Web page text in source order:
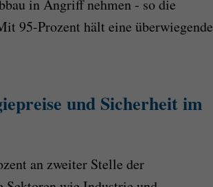
in Angriff nehmen - so die
95-Prozent hält eine überwiegende
und Sicherheit im
an zweiter Stelle der